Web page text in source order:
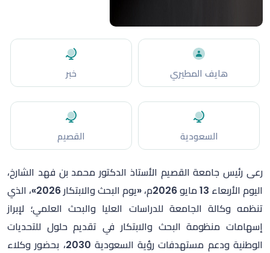
هايف المطيري خبر
السعودية القصيم
رعى رئيس جامعة القصيم الأستاذ الدكتور محمد بن فهد الشارخ،
اليوم الأربعاء 13 مايو 2026م، «يوم البحث والابتكار 2026»، الذي
تنظمه وكالة الجامعة للدراسات العليا والبحث العلمي؛ لإبراز
إسهامات منظومة البحث والابتكار في تقديم حلول للتحديات
الوطنية ودعم مستهدفات رؤية السعودية 2030، بحضور وكلاء